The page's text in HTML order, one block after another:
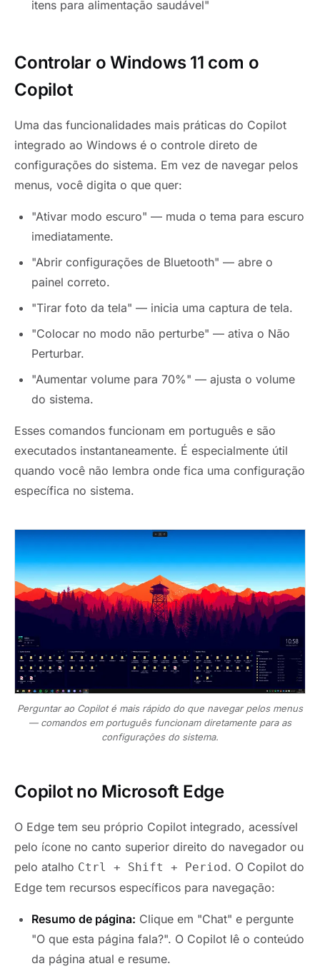
itens para alimentação saudável"
Controlar o Windows 11 com o
Copilot
Uma das funcionalidades mais práticas do Copilot
integrado ao Windows é o controle direto de
configurações do sistema. Em vez de navegar pelos
menus, você digita o que quer:
"Ativar modo escuro" — muda o tema para escuro
imediatamente.
"Abrir configurações de Bluetooth" — abre o
painel correto.
"Tirar foto da tela" — inicia uma captura de tela.
"Colocar no modo não perturbe" — ativa o Não
Perturbar.
"Aumentar volume para 70%" — ajusta o volume
do sistema.
Esses comandos funcionam em português e são
executados instantaneamente. É especialmente útil
quando você não lembra onde fica uma configuração
específica no sistema.
Perguntar ao Copilot é mais rápido do que navegar pelos menus
— comandos em português funcionam diretamente para as
configurações do sistema.
Copilot no Microsoft Edge
O Edge tem seu próprio Copilot integrado, acessível
pelo ícone no canto superior direito do navegador ou
pelo atalho Ctrl + Shift + Period. O Copilot do
Edge tem recursos específicos para navegação:
Resumo de página: Clique em "Chat" e pergunte
"O que esta página fala?". O Copilot lê o conteúdo
da página atual e resume.